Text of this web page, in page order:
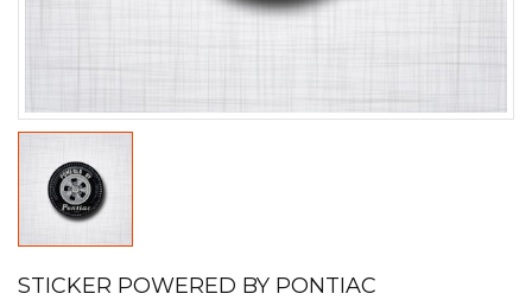
STICKER POWERED BY PONTIAC